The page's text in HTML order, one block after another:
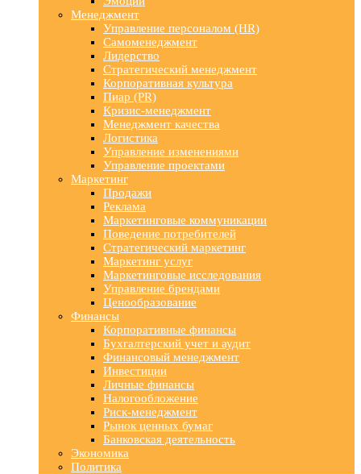
Менеджмент
Управление персоналом (HR)
Самоменеджмент
Лидерство
Стратегический менеджмент
Корпоративная культура
Пиар (PR)
Кризис-менеджмент
Менеджмент качества
Логистика
Управление изменениями
Управление проектами
Маркетинг
Продажи
Реклама
Маркетинговые коммуникации
Поведение потребителей
Стратегический маркетинг
Маркетинг услуг
Маркетинговые исследования
Управление брендами
Ценообразование
Финансы
Корпоративные финансы
Бухгалтерский учет и аудит
Финансовый менеджмент
Инвестиции
Личные финансы
Налогообложение
Риск-менеджмент
Рынок ценных бумаг
Банковская деятельность
Экономика
Политика